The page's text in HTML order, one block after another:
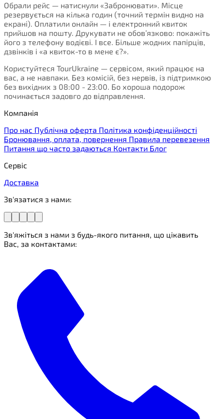
Обрали рейс — натиснули «Забронювати». Місце
резервується на кілька годин (точний термін видно на
екрані). Оплатили онлайн — і електронний квиток
прийшов на пошту. Друкувати не обов’язково: покажіть
його з телефону водієві. І все. Більше жодних папірців,
дзвінків і «а квиток-то в мене є?».
Користуйтеся TourUkraine — сервісом, який працює на
вас, а не навпаки. Без комісій, без нервів, із підтримкою
без вихідних з 08:00 - 23:00. Бо хороша подорож
починається задовго до відправлення.
Компанія
Про нас Публічна оферта Політика конфіденційності
Бронювання, оплата, повернення Правила перевезення
Питання що часто задаються Контакти Блог
Сервіс
Доставка
Зв'язатися з нами:
Зв'яжіться з нами з будь-якого питання, що цікавить
Вас, за контактами: